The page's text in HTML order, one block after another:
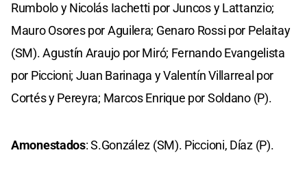
Rumbolo y Nicolás Iachetti por Juncos y Lattanzio;
Mauro Osores por Aguilera; Genaro Rossi por Pelaitay
(SM). Agustín Araujo por Miró; Fernando Evangelista
por Piccioni; Juan Barinaga y Valentín Villarreal por
Cortés y Pereyra; Marcos Enrique por Soldano (P).
Amonestados: S.González (SM). Piccioni, Díaz (P).